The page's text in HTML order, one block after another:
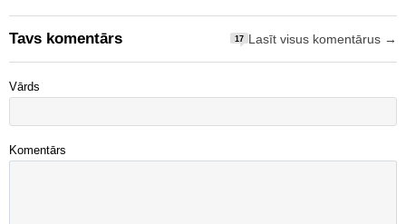
Tavs komentārs 17 Lasīt visus komentārus →
Vārds
Komentārs